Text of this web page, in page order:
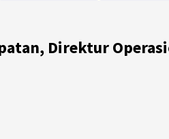
Direktur